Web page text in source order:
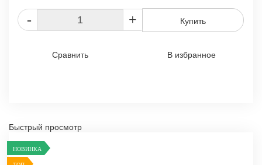
- + Купить
Сравнить В избранное
Быстрый просмотр
НОВИНКА